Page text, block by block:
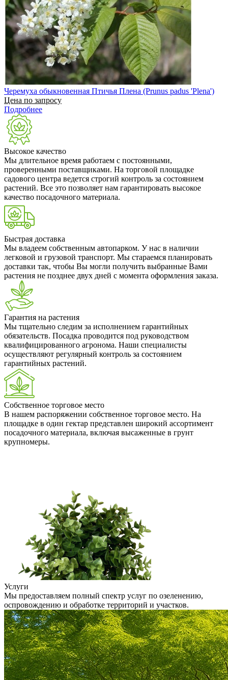
Черемуха обыкновенная Птичья Плена (Prunus padus 'Plena')
Цена по запросу
Подробнее
Высокое качество
Мы длительное время работаем с постоянными,
проверенными поставщиками. На торговой площадке
садового центра ведется строгий контроль за состоянием
растений. Все это позволяет нам гарантировать высокое
качество посадочного материала.
Быстрая доставка
Мы владеем собственным автопарком. У нас в наличии
легковой и грузовой транспорт. Мы стараемся планировать
доставки так, чтобы Вы могли получить выбранные Вами
растения не позднее двух дней с момента оформления заказа.
Гарантия на растения
Мы тщательно следим за исполнением гарантийных
обязательств. Посадка проводится под руководством
квалифицированного агронома. Наши специалисты
осуществляют регулярный контроль за состоянием
гарантийных растений.
Собственное торговое место
В нашем распоряжении собственное торговое место. На
площадке в один гектар представлен широкий ассортимент
посадочного материала, включая высаженные в грунт
крупномеры.
Услуги
Мы предоставляем полный спектр услуг по озеленению,
оспровождению и обработке территорий и участков.